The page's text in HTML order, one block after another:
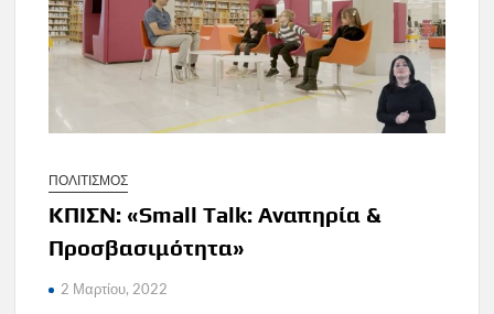
ΠΟΛΙΤΙΣΜΟΣ
ΚΠΙΣΝ: «Small Talk: Αναπηρία &
Προσβασιμότητα»
2 Μαρτίου, 2022